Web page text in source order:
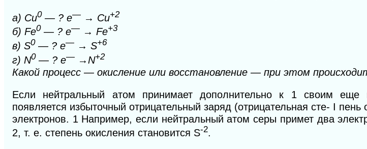
а) Cu0— ? e— → Cu+2
б) Fe0— ? e— → Fe+3
в) S0— ? е— → S+6
г) N0— ? е— →N+2
Какой процесс — окисление или восстановление — при этом
Если нейтральный атом принимает дополнительно к 1 своим еще
появляется избыточный отрицательный заряд (отрицательная сте- I
электронов. 1 Например, если нейтральный атом серы примет два
2, т. е. степень окисления становится S-2.